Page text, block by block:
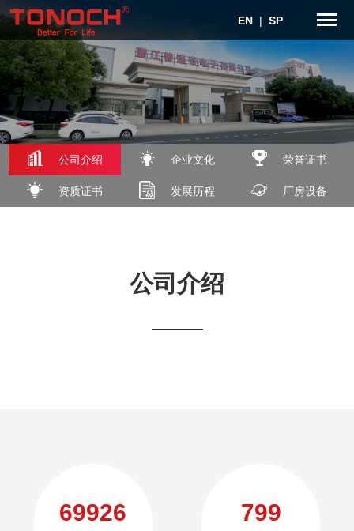
EN |SP
公司介绍 企业文化 荣誉证书
资质证书 发展历程 厂房设备
公司介绍
69975 800